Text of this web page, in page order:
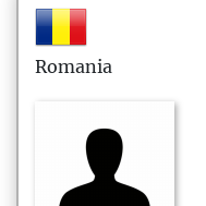
Romania